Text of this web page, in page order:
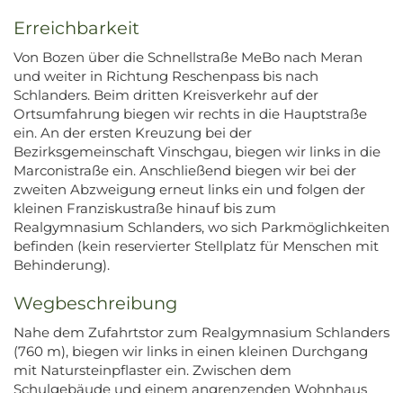
Erreichbarkeit
Von Bozen über die Schnellstraße MeBo nach Meran
und weiter in Richtung Reschenpass bis nach
Schlanders. Beim dritten Kreisverkehr auf der
Ortsumfahrung biegen wir rechts in die Hauptstraße
ein. An der ersten Kreuzung bei der
Bezirksgemeinschaft Vinschgau, biegen wir links in die
Marconistraße ein. Anschließend biegen wir bei der
zweiten Abzweigung erneut links ein und folgen der
kleinen Franziskustraße hinauf bis zum
Realgymnasium Schlanders, wo sich Parkmöglichkeiten
befinden (kein reservierter Stellplatz für Menschen mit
Behinderung).
Wegbeschreibung
Nahe dem Zufahrtstor zum Realgymnasium Schlanders
(760 m), biegen wir links in einen kleinen Durchgang
mit Natursteinpflaster ein. Zwischen dem
Schulgebäude und einem angrenzenden Wohnhaus